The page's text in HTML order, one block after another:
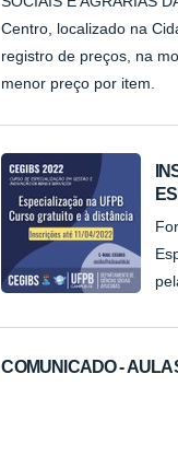
Centro, localizado na
registro de preços, na
menor preço por item.
COMUNICADO -